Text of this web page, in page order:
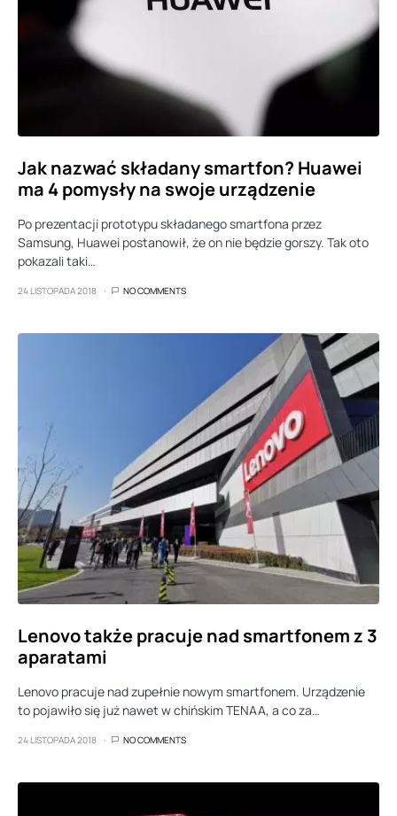
Jak nazwać składany smartfon? Huawei
ma 4 pomysły na swoje urządzenie
Po prezentacji prototypu składanego smartfona przez
Samsung, Huawei postanowił, że on nie będzie gorszy. Tak oto
pokazali taki…
24 LISTOPADA 2018 NO COMMENTS
Lenovo także pracuje nad smartfonem z 3
aparatami
Lenovo pracuje nad zupełnie nowym smartfonem. Urządzenie
to pojawiło się już nawet w chińskim TENAA, a co za…
24 LISTOPADA 2018 NO COMMENTS